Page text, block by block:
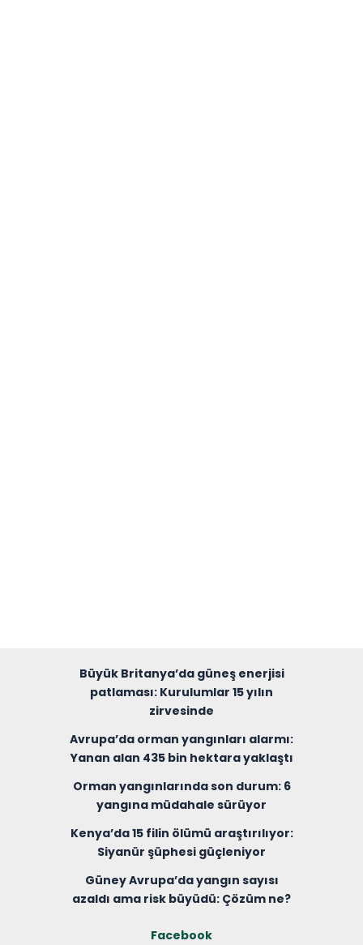
Büyük Britanya’da güneş enerjisi
patlaması: Kurulumlar 15 yılın
zirvesinde
Avrupa’da orman yangınları alarmı:
Yanan alan 435 bin hektara yaklaştı
Orman yangınlarında son durum: 6
yangına müdahale sürüyor
Kenya’da 15 filin ölümü araştırılıyor:
Siyanür şüphesi güçleniyor
Güney Avrupa’da yangın sayısı
azaldı ama risk büyüdü: Çözüm ne?
Facebook